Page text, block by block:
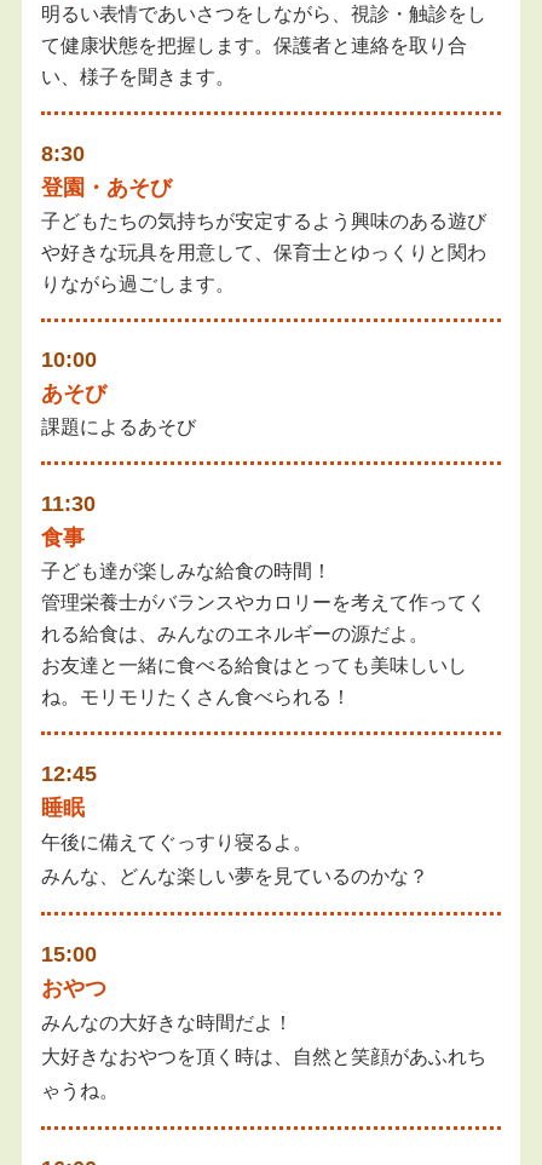
明るい表情であいさつをしながら、視診・触診をし
て健康状態を把握します。保護者と連絡を取り合
い、様子を聞きます。
8:30
登園・あそび
子どもたちの気持ちが安定するよう興味のある遊び
や好きな玩具を用意して、保育士とゆっくりと関わ
りながら過ごします。
10:00
あそび
課題によるあそび
11:30
食事
子ども達が楽しみな給食の時間！
管理栄養士がバランスやカロリーを考えて作ってく
れる給食は、みんなのエネルギーの源だよ。
お友達と一緒に食べる給食はとっても美味しいし
ね。モリモリたくさん食べられる！
12:45
睡眠
午後に備えてぐっすり寝るよ。
みんな、どんな楽しい夢を見ているのかな？
15:00
おやつ
みんなの大好きな時間だよ！
大好きなおやつを頂く時は、自然と笑顔があふれち
ゃうね。